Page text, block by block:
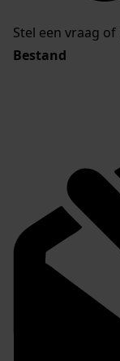
Stel een vraag
Bestand